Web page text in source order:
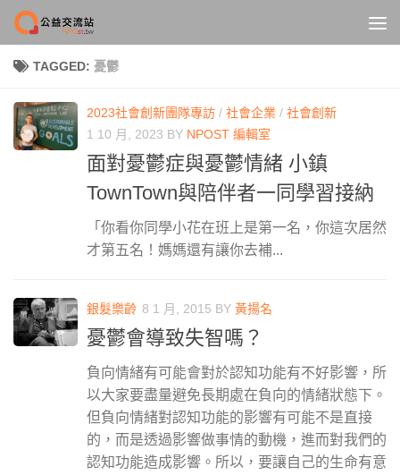
Skip to content
TAGGED: 憂鬱
2023社會創新團隊專訪 / 社會企業 / 社會創新
1 10 月, 2023 BY NPOST 編輯室
面對憂鬱症與憂鬱情緒 小鎮
TownTown與陪伴者一同學習接納
「你看你同學小花在班上是第一名，你這次居然
才第五名！媽媽還有讓你去補...
銀髮樂齡 8 1 月, 2015 BY 黃揚名
憂鬱會導致失智嗎？
負向情緒有可能會對於認知功能有不好影響，所
以大家要盡量避免長期處在負向的情緒狀態下。
但負向情緒對認知功能的影響有可能不是直接
的，而是透過影響做事情的動機，進而對我們的
認知功能造成影響。所以，要讓自己的生命有意